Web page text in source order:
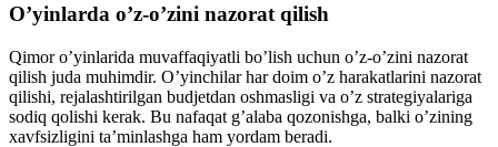
O’yinlarda o’z-o’zini nazorat qilish
Qimor o’yinlarida muvaffaqiyatli bo’lish uchun o’z-o’zini nazorat
qilish juda muhimdir. O’yinchilar har doim o’z harakatlarini nazorat
qilishi, rejalashtirilgan budjetdan oshmasligi va o’z strategiyalariga
sodiq qolishi kerak. Bu nafaqat g’alaba qozonishga, balki o’zining
xavfsizligini ta’minlashga ham yordam beradi.